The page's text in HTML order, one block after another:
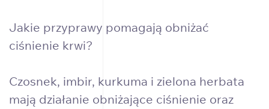
Jakie przyprawy pomagają obniżać
ciśnienie krwi?
Czosnek, imbir, kurkuma i zielona herbata
mają działanie obniżające ciśnienie oraz